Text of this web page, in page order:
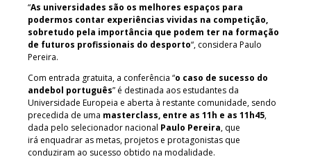
“As universidades são os melhores espaços para
podermos contar experiências vividas na competição,
sobretudo pela importância que podem ter na formação
de futuros profissionais do desporto“, considera Paulo
Pereira.
Com entrada gratuita, a conferência “o caso de sucesso do
andebol português” é destinada aos estudantes da
Universidade Europeia e aberta à restante comunidade, sendo
precedida de uma masterclass, entre as 11h e as 11h45,
dada pelo selecionador nacional Paulo Pereira, que
irá enquadrar as metas, projetos e protagonistas que
conduziram ao sucesso obtido na modalidade.